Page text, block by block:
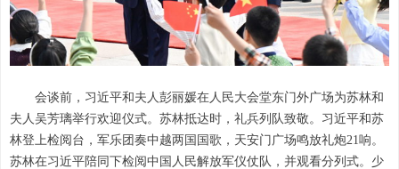
会谈前，习近平和夫人彭丽媛在人民大会堂东门外广场为苏林和
夫人吴芳璃举行欢迎仪式。苏林抵达时，礼兵列队致敬。习近平和苏
林登上检阅台，军乐团奏中越两国国歌，天安门广场鸣放礼炮21响。
苏林在习近平陪同下检阅中国人民解放军仪仗队，并观看分列式。少